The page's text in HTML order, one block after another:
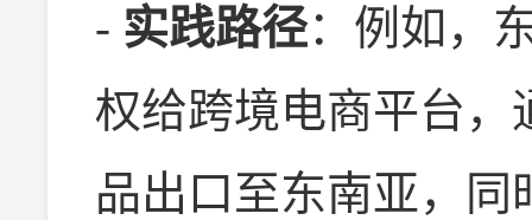
- 实践路径：例如，
权给跨境电商平台，
品出口至东南亚，